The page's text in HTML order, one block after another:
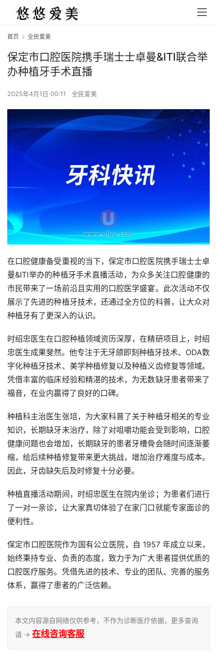
首页 全民爱美
保定市口腔医院携手瑞士士卓曼&ITI联合举
办种植牙手术直播
2025年4月1日 00:11 全民爱美
在口腔健康备受重视的当下，保定市口腔医院携手瑞士士卓
曼&ITI举办的种植牙手术直播活动，为众多关注口腔健康的
市民带来了一场前沿且实用的口腔医学盛宴。此次活动不仅
展示了先进的种植牙技术，还通过全方位的科普，让大众对
种植牙有了更深入的认识。
时绍忠医生在口腔种植领域资历深厚，在精研项目上，时绍
忠医生成果斐然。他专注于无牙颌即刻种植牙技术、ODA数
字化种植牙技术、美学种植修复以及种植义齿修复等领域。
凭借丰富的临床经验和精湛的技术，为无数缺牙患者带来了
福音，在业内赢得了良好的口碑。
种植科主治医生张培，为大家科普了关于种植牙相关的专业
知识，长期缺牙未治疗，除了对咀嚼功能会受到影响，口腔
健康问题也会增加，长期缺牙的患者牙槽骨会随时间逐渐萎
缩，给后续种植修复带来更大挑战，增加治疗难度与成本。
因此，牙齿缺失后及时修复十分必要。
种植直播活动期间，时绍忠医生在院内坐诊；为患者们进行
了一对一亲诊，让大家真切体验了在家门口就能专家面诊的
便利性。
保定市口腔医院作为国有公立医院，自 1957 年成立以来，
始终秉持专业、负责的态度，致力于为广大患者提供优质的
口腔医疗服务。凭借先进的技术、专业的团队、完善的服务
体系，赢得了患者的广泛信赖。
本文内容源自网络仅供参考，不作为诊断医疗依据，更多查询
请 → 在线咨询客服